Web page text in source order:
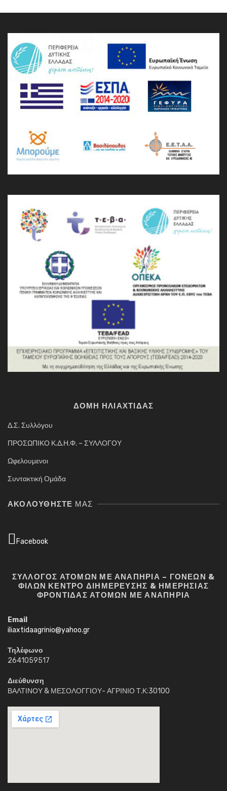
ΔΟΜΗ ΗΛΙΑΧΤΙΔΑΣ
Δ.Σ. Συλλόγου
ΠΡΟΣΩΠΙΚΟ Κ.Δ.Η.Φ. – ΣΥΛΛΟΓΟΥ
Ωφελουμενοι
Συντακτική Ομάδα
ΑΚΟΛΟΥΘΉΣΤΕ ΜΑΣ
Facebook
ΣΥΛΛΟΓΟΣ ΑΤΟΜΩΝ ΜΕ ΑΝΑΠΗΡΙΑ – ΓΟΝΕΩΝ &
ΦΙΛΩΝ ΚΕΝΤΡΟ ΔΙΗΜΕΡΕΥΣΗΣ & ΗΜΕΡΗΣΙΑΣ
ΦΡΟΝΤΙΔΑΣ ΑΤΟΜΩΝ ΜΕ ΑΝΑΠΗΡΙΑ
Email
iliaxtidaagrinio@yahoo.gr
Τηλέφωνο
2641059517
Διεύθυνση
ΒΑΛΤΙΝΟΥ & ΜΕΣΟΛΟΓΓΙΟΥ- ΑΓΡΙΝΙΟ Τ.Κ:30100